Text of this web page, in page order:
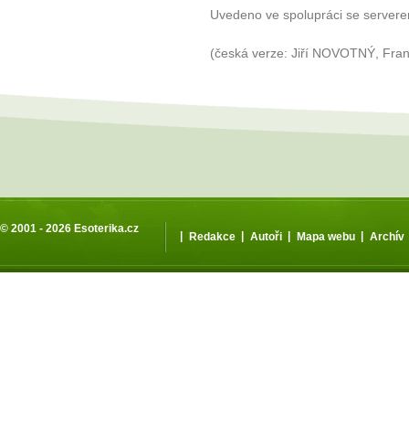
Uvedeno ve spolupráci se
(česká verze: Jiří NOVOTNÝ,
© 2001 - 2026 Esoterika.cz
| Redakce | Autoři | Mapa webu | Archív